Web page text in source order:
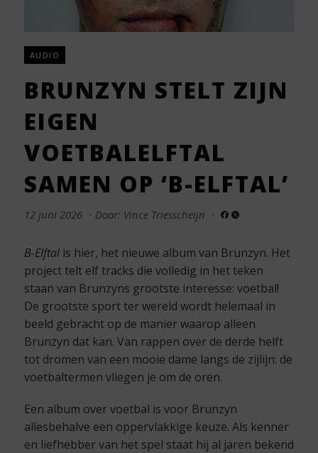
AUDIO
BRUNZYN STELT ZIJN
EIGEN
VOETBALELFTAL
SAMEN OP ‘B-ELFTAL’
12 juni 2026 · Door: Vince Triesscheijn ·
B-Elftalis hier, het nieuwe album van Brunzyn. Het
project telt elf tracks die volledig in het teken
staan van Brunzyns grootste interesse: voetbal!
De grootste sport ter wereld wordt helemaal in
beeld gebracht op de manier waarop alleen
Brunzyn dat kan. Van rappen over de derde helft
tot dromen van een mooie dame langs de zijlijn: de
voetbaltermen vliegen je om de oren.
Een album over voetbal is voor Brunzyn
allesbehalve een oppervlakkige keuze. Als kenner
en liefhebber van het spel staat hij al jaren bekend